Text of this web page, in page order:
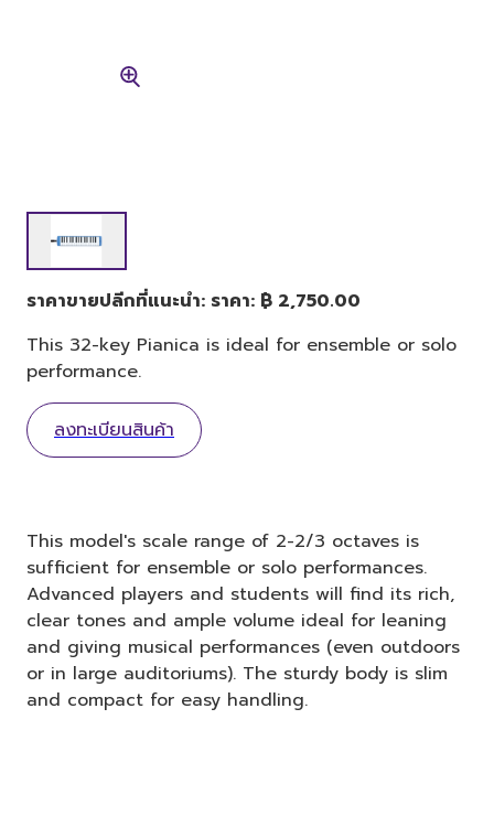
ราคาขายปลีกที่แนะนำ: ราคา: ฿ 2,750.00
This 32-key Pianica is ideal for ensemble or solo
performance.
ลงทะเบียนสินค้า
This model's scale range of 2-2/3 octaves is
sufficient for ensemble or solo performances.
Advanced players and students will find its rich,
clear tones and ample volume ideal for leaning
and giving musical performances (even outdoors
or in large auditoriums). The sturdy body is slim
and compact for easy handling.